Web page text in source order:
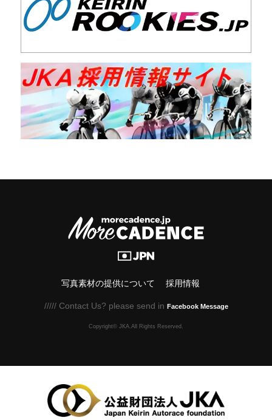
写真素材の提供について 採用情報
///// Contact Us? please send in Facebook Message
Copyright© JKA.All Rights Reserved.